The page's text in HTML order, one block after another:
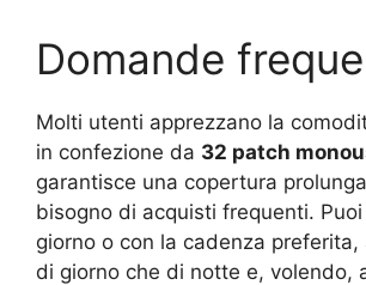
Domande
Molti utenti apprezzano la
in confezione da 32 patch
garantisce una copertura
bisogno di acquisti frequenti.
giorno o con la cadenza preferita,
di giorno che di notte e, volendo,